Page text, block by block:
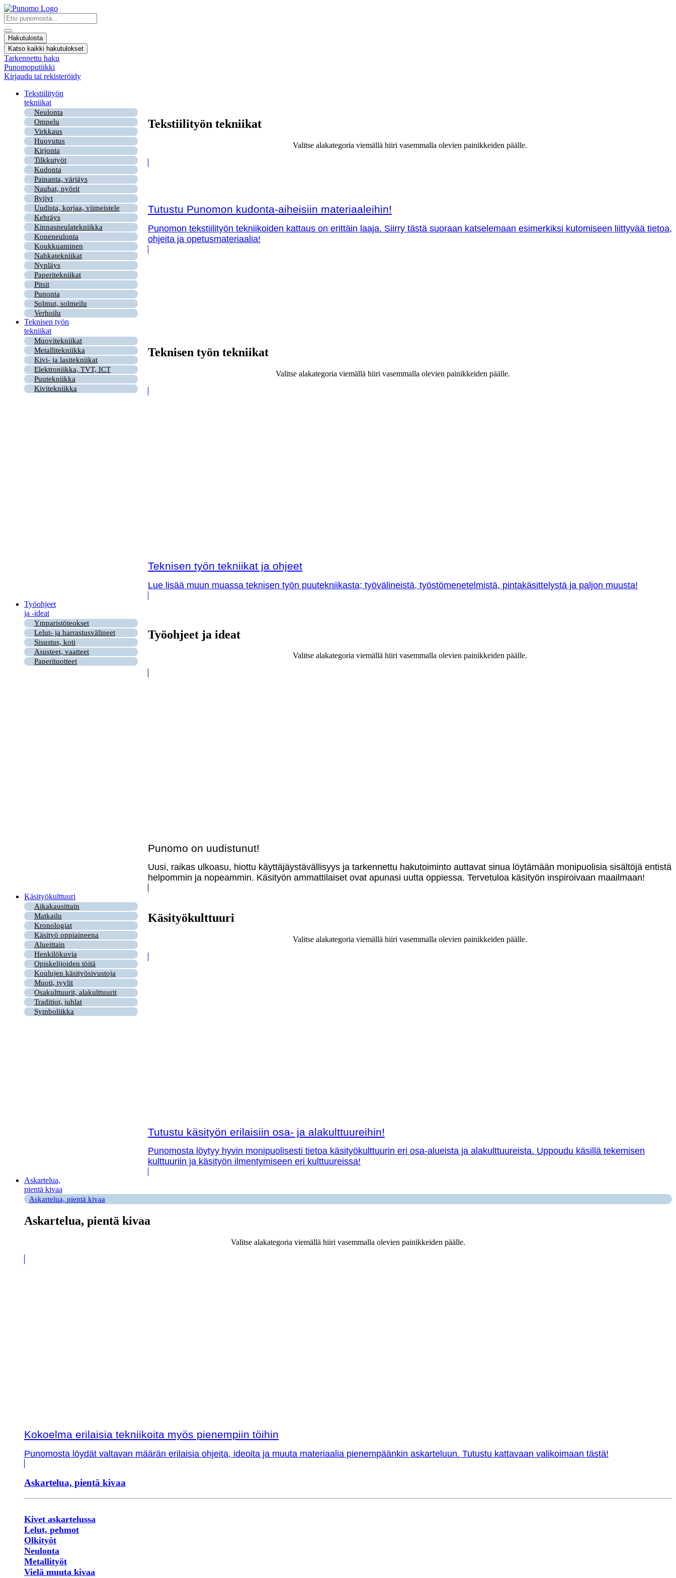
Mene
sisältöön
Search
...
Hakutulosta
Katso kaikki hakutulokset
Tarkennettu haku
Punomoputiikki
Kirjaudu tai rekisteröidy
Tekstiilityön
tekniikat
Neulonta
Ompelu
Virkkaus
Huovutus
Kirjonta
Tilkkutyöt
Kudonta
Painanta, värjäys
Nauhat, nyörit
Ryijyt
Uudista, korjaa, viimeistele
Kehräys
Kinnasneulatekniikka
Koneneulonta
Koukkuaminen
Nahkatekniikat
Nypläys
Paperitekniikat
Pitsit
Punonta
Solmut, solmeilu
Verhoilu
Tekstiilityön tekniikat
Valitse alakategoria viemällä hiiri vasemmalla olevien painikkeiden päälle.
Tutustu Punomon kudonta-aiheisiin materiaaleihin!
Punomon tekstiilityön tekniikoiden kattaus on erittäin laaja. Siirry tästä suoraan katselemaan esimerkiksi kutomiseen liittyvää tietoa,
ohjeita ja opetusmateriaalia!
Teknisen työn
tekniikat
Muovitekniikat
Metallitekniikka
Kivi- ja lasitekniikat
Elektroniikka, TVT, ICT
Puutekniikka
Kivitekniikka
Teknisen työn tekniikat
Valitse alakategoria viemällä hiiri vasemmalla olevien painikkeiden päälle.
Teknisen työn tekniikat ja ohjeet
Lue lisää muun muassa teknisen työn puutekniikasta; työvälineistä, työstömenetelmistä, pintakäsittelystä ja paljon muusta!
Työohjeet
ja -ideat
Ymparistöteokset
Lelut- ja harrastusvälineet
Sisustus, koti
Asusteet, vaatteet
Paperituotteet
Työohjeet ja ideat
Valitse alakategoria viemällä hiiri vasemmalla olevien painikkeiden päälle.
Punomo on uudistunut!
Uusi, raikas ulkoasu, hiottu käyttäjäystävällisyys ja tarkennettu hakutoiminto auttavat sinua löytämään monipuolisia sisältöjä entistä
helpommin ja nopeammin. Käsityön ammattilaiset ovat apunasi uutta oppiessa. Tervetuloa käsityön inspiroivaan maailmaan!
Käsityökulttuuri
Aikakausittain
Matkailu
Kronologiat
Käsityö oppiaineena
Alueittain
Henkilökuvia
Opiskelijoiden töitä
Koulujen käsityösivustoja
Muoti, tyylit
Osakulttuurit, alakulttuurit
Traditiot, juhlat
Symboliikka
Käsityökulttuuri
Valitse alakategoria viemällä hiiri vasemmalla olevien painikkeiden päälle.
Tutustu käsityön erilaisiin osa- ja alakulttuureihin!
Punomosta löytyy hyvin monipuolisesti tietoa käsityökulttuurin eri osa-alueista ja alakulttuureista. Uppoudu käsillä tekemisen
kulttuuriin ja käsityön ilmentymiseen eri kulttuureissa!
Askartelua,
pientä kivaa
Askartelua, pientä kivaa
Askartelua, pientä kivaa
Valitse alakategoria viemällä hiiri vasemmalla olevien painikkeiden päälle.
Kokoelma erilaisia tekniikoita myös pienempiin töihin
Punomosta löydät valtavan määrän erilaisia ohjeita, ideoita ja muuta materiaalia pienempäänkin askarteluun. Tutustu kattavaan valikoimaan tästä!
Askartelua, pientä kivaa
Kivet askartelussa
Lelut, pehmot
Olkityöt
Neulonta
Metallityöt
Vielä muuta kivaa